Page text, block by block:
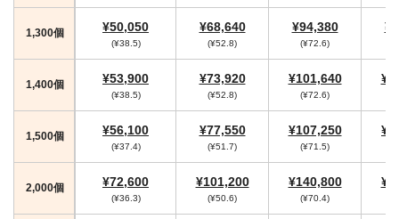
1,300個 ¥50,050
(¥38.5)
¥68,640
(¥52.8)
¥94,380
(¥72.6)
1,400個 ¥53,900
(¥38.5)
¥73,920
(¥52.8)
¥101,640
(¥72.6)
1,500個 ¥56,100
(¥37.4)
¥77,550
(¥51.7)
¥107,250
(¥71.5)
2,000個 ¥72,600
(¥36.3)
¥101,200
(¥50.6)
¥140,800
(¥70.4)